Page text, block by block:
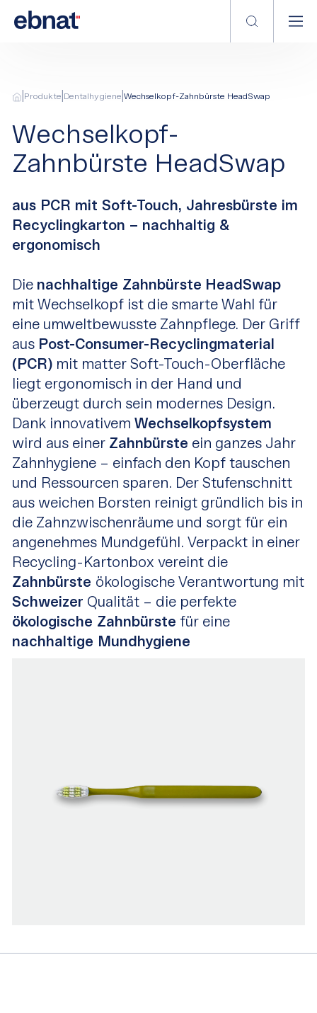
Produkte Dentalhygiene |Wechselkopf-Zahnbürste HeadSwap
Wechselkopf-
Zahnbürste HeadSwap
aus PCR mit Soft-Touch, Jahresbürste im
Recyclingkarton – nachhaltig &
ergonomisch
Die nachhaltige Zahnbürste HeadSwap
mit Wechselkopf ist die smarte Wahl für
eine umweltbewusste Zahnpflege. Der Griff
aus Post-Consumer-Recyclingmaterial
(PCR) mit matter Soft-Touch-Oberfläche
liegt ergonomisch in der Hand und
überzeugt durch sein modernes Design.
Dank innovativemWechselkopfsystem
wird aus einer Zahnbürste ein ganzes Jahr
Zahnhygiene – einfach den Kopf tauschen
und Ressourcen sparen. Der Stufenschnitt
aus weichen Borsten reinigt gründlich bis in
die Zahnzwischenräume und sorgt für ein
angenehmes Mundgefühl. Verpackt in einer
Recycling-Kartonbox vereint die
Zahnbürste ökologische Verantwortung mit
Schweizer Qualität – die perfekte
ökologische Zahnbürste für eine
nachhaltige Mundhygiene